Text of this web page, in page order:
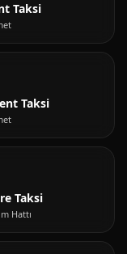
Taksi
Taksi
Taksi
Hattı